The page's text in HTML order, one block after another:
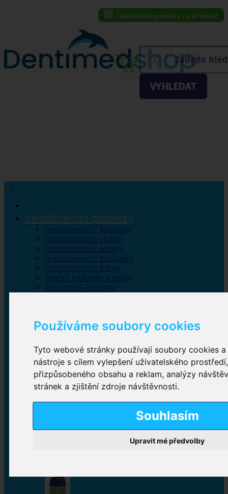
Používáme soubory cookies
Tyto webové stránky používají soubory cookies
nástroje s cílem vylepšení uživatelského
přizpůsobeného obsahu a reklam, analýzy
stránek a zjištění zdroje návštěvnosti.
Souhlasím
Upravit mé předvolby
Objednávka pomůcky na ePoukaz
VYHLEDAT
Inkontinenční pomůcky
Inkontinenční kalhotky
Inkontinenční vložky
Inkontinenční plavky
Inkontinenční podložky
Inkontinenční pleny
Fixační kalhotky a body
Absorpční kalhotky
Inkontinenční kalhotky
Plenkové kalhotky navlékací,Plenkové kalhotky
zalepovací,Inkontinenční kalhotky dámské
Inkontinenční vložky